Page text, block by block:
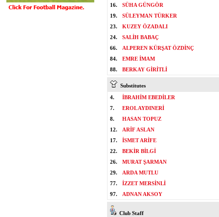
16.
SÜHA GÜNGÖR
19.
SÜLEYMAN TÜRKER
23.
KUZEY ÖZADALI
24.
SALİH BABAÇ
66.
ALPEREN KÜRŞAT ÖZDİNÇ
84.
EMRE İMAM
88.
BERKAY GİRİTLİ
Substitutes
4.
İBRAHİM EBEDİLER
7.
EROL AYDINERİ
8.
HASAN TOPUZ
12.
ARİF ASLAN
17.
İSMET ARİFE
22.
BEKİR BİLGİ
26.
MURAT ŞARMAN
29.
ARDA MUTLU
77.
İZZET MERSİNLİ
97.
ADNAN AKSOY
Club Staff